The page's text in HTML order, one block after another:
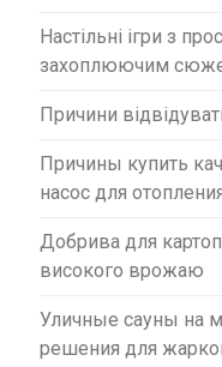
Настільні ігри з
захоплюючим
Причини
Причины купить
насос для
Добрива для
високого врожаю
Уличные сауны на
решения для